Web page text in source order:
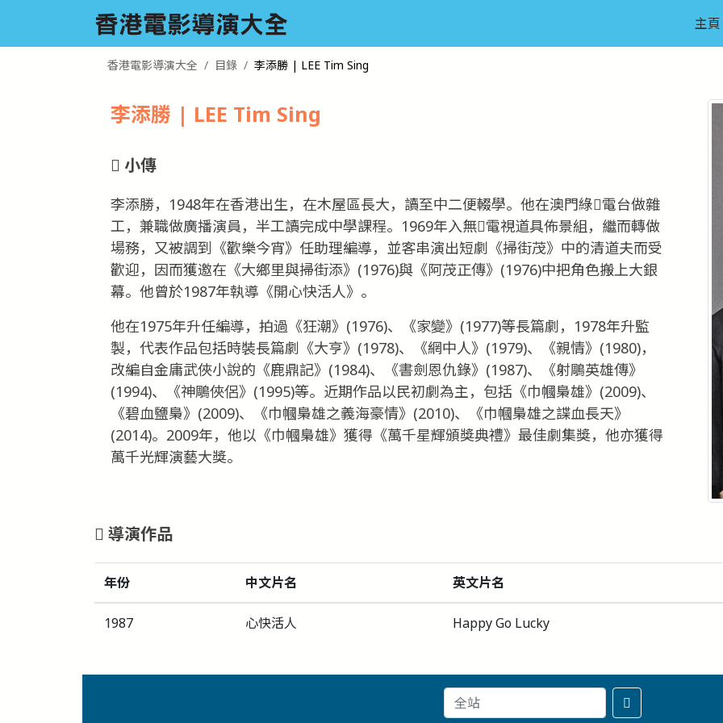
主頁
香港電影導演大全 目錄 李添勝 | LEE Tim Sing
李添勝 | LEE Tim Sing
小傳
李添勝，1948年在香港出生，在木屋區長大，讀至中二便輟學。他在澳門綠電台做雜
工，兼職做廣播演員，半工讀完成中學課程。1969年入無電視道具佈景組，繼而轉做
場務，又被調到《歡樂今宵》任助理編導，並客串演出短劇《掃街茂》中的清道夫而受
歡迎，因而獲邀在《大鄉里與掃街添》(1976)與《阿茂正傳》(1976)中把角色搬上大銀
幕。他曾於1987年執導《開心快活人》。
他在1975年升任編導，拍過《狂潮》(1976)、《家變》(1977)等長篇劇，1978年升監
製，代表作品包括時裝長篇劇《大亨》(1978)、《網中人》(1979)、《親情》(1980)，
改編自金庸武俠小說的《鹿鼎記》(1984)、《書劍恩仇錄》(1987)、《射鵰英雄傳》
(1994)、《神鵰俠侶》(1995)等。近期作品以民初劇為主，包括《巾幗梟雄》(2009)、
《碧血鹽梟》(2009)、《巾幗梟雄之義海豪情》(2010)、《巾幗梟雄之諜血長天》
(2014)。2009年，他以《巾幗梟雄》獲得《萬千星輝頒獎典禮》最佳劇集獎，他亦獲得
萬千光輝演藝大獎。
導演作品
年份 中文片名 英文片名
1987 心快活人 Happy Go Lucky